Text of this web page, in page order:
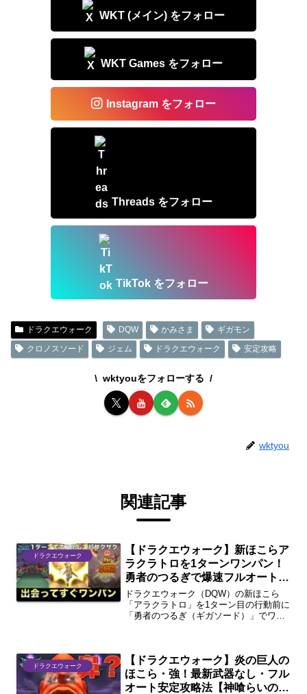
WKT (メイン) をフォロー
WKT Games をフォロー
Instagram をフォロー
Threads をフォロー
TikTok をフォロー
ドラクエウォーク DQW かみさま
ギガモン
クロノスソード
ジェム ドラクエウォーク 安定攻略
wktyouをフォローする
wktyou
関連記事
ドラクエウォーク
【ドラクエウォーク】新ほこらア
ラクラトロを1ターンワンパン！
勇者のつるぎで爆速フルオート周
回攻略
ドラクエウォーク（DQW）の新ほこら
「アラクラトロ」を1ターン目の行動前に
「勇者のつるぎ（ギガソード）」でワン
ドラクエウォーク
【ドラクエウォーク】炎の巨人の
ほこら・強！最新武器なし・フル
オート安定攻略法【神喰らいの大